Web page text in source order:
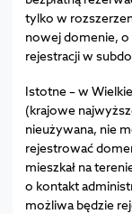
tylko w
nowej domenie,
rejestracji w
Istotne – w
(krajowe
nieużywana, nie
rejestrować
mieszkał na
o kontakt
możliwa będzie